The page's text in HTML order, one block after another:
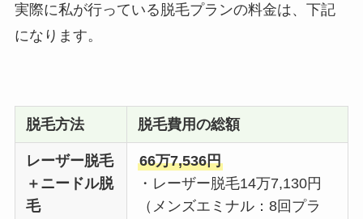
実際に私が行っている脱毛プランの料金は、下記
になります。
脱毛方法 脱毛費用の総額
レーザー脱毛
＋ニードル脱
毛
66万7,536円
・レーザー脱毛14万7,130円
（メンズエミナル：8回プラ